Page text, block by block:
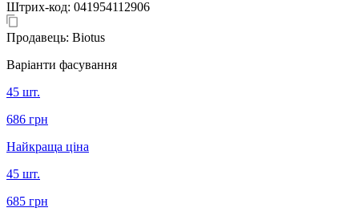
Штрих-код: 041954112906
Продавець: Biotus
Варіанти фасування
45 шт.
686 грн
Найкраща ціна
45 шт.
685 грн